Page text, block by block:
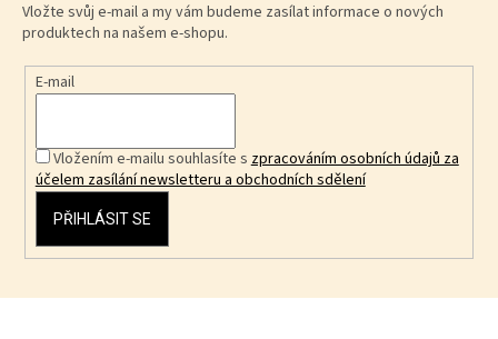
Vložte svůj e-mail a my vám budeme zasílat informace o nových
produktech na našem e-shopu.
E-mail
Vložením e-mailu souhlasíte s zpracováním osobních údajů za
účelem zasílání newsletteru a obchodních sdělení
PŘIHLÁSIT SE